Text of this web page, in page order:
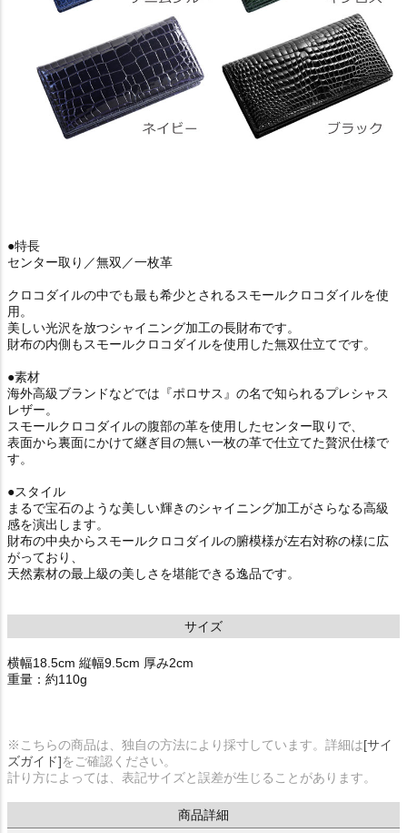
●特長
センター取り／無双／一枚革
クロコダイルの中でも最も希少とされるスモールクロコダイルを使
用。
美しい光沢を放つシャイニング加工の長財布です。
財布の内側もスモールクロコダイルを使用した無双仕立てです。
●素材
海外高級ブランドなどでは『ポロサス』の名で知られるプレシャス
レザー。
スモールクロコダイルの腹部の革を使用したセンター取りで、
表面から裏面にかけて継ぎ目の無い一枚の革で仕立てた贅沢仕様で
す。
●スタイル
まるで宝石のような美しい輝きのシャイニング加工がさらなる高級
感を演出します。
財布の中央からスモールクロコダイルの腑模様が左右対称の様に広
がっており、
天然素材の最上級の美しさを堪能できる逸品です。
サイズ
横幅18.5cm 縦幅9.5cm 厚み2cm
重量：約110g
※こちらの商品は、独自の方法により採寸しています。詳細は[サイ
ズガイド]をご確認ください。
計り方によっては、表記サイズと誤差が生じることがあります。
商品詳細